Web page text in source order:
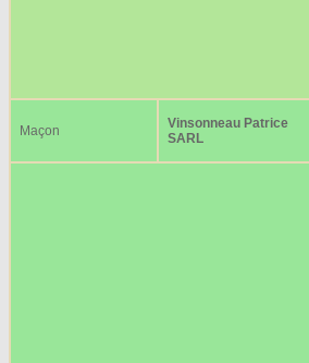
Maçon
Vinsonneau Patrice
SARL